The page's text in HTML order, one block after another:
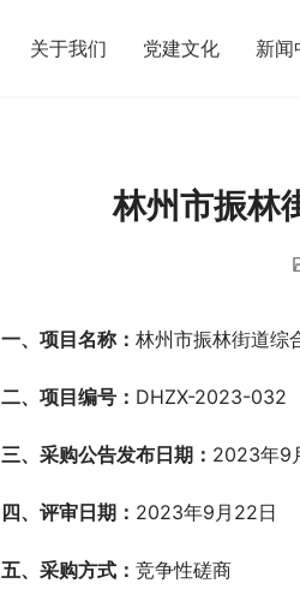
关于我们 党建文化 新闻
林州市振林
一、 项目名称： 林州市振林街道综
二、项目编号： DHZX-2023-032
三、采购公告发布日期： 2023年9
四、评审日期： 2023年9月22日
五、采购方式： 竞争性磋商